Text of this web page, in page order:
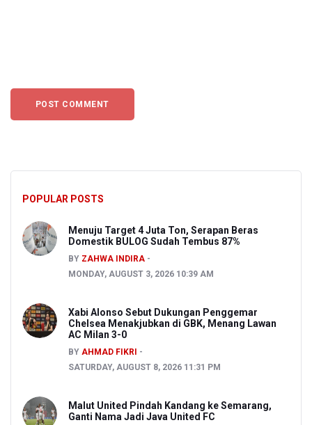
POPULAR POSTS
Menuju Target 4 Juta Ton, Serapan Beras
Domestik BULOG Sudah Tembus 87%
BY ZAHWA INDIRA
MONDAY, AUGUST 3, 2026 10:39 AM
Xabi Alonso Sebut Dukungan Penggemar
Chelsea Menakjubkan di GBK, Menang Lawan
AC Milan 3-0
BY AHMAD FIKRI
SATURDAY, AUGUST 8, 2026 11:31 PM
Malut United Pindah Kandang ke Semarang,
Ganti Nama Jadi Java United FC